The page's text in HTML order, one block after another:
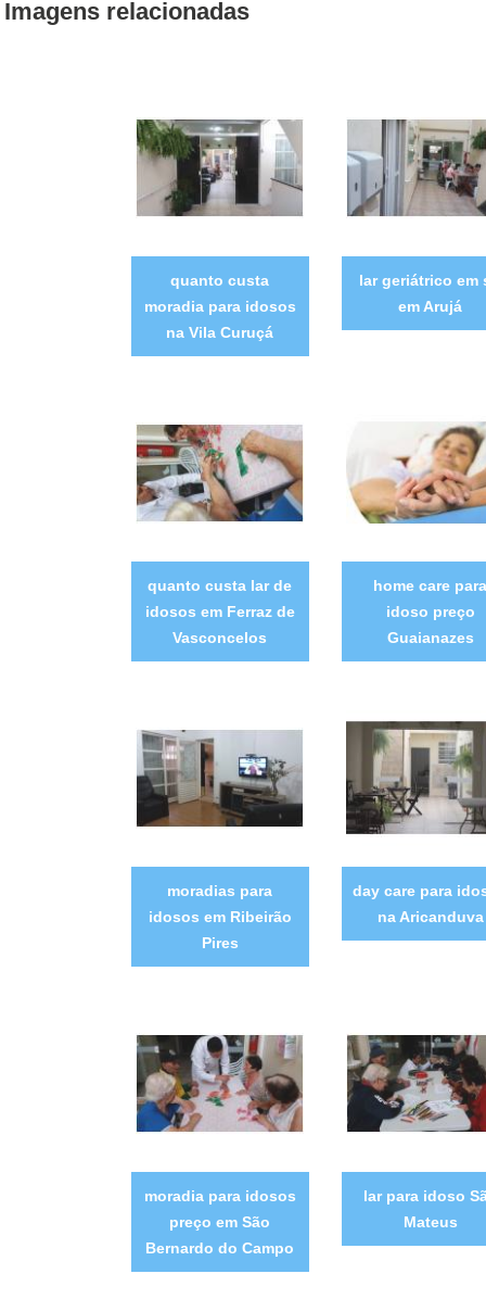
Imagens relacionadas
quanto custa
moradia para idosos
na Vila Curuçá
lar geriátrico em
em Arujá
quanto custa lar de
idosos em Ferraz de
Vasconcelos
home care para
idoso preço
Guaianazes
moradias para
idosos em Ribeirão
Pires
day care para
na Aricanduva
moradia para idosos
preço em São
Bernardo do Campo
lar para idoso
Mateus